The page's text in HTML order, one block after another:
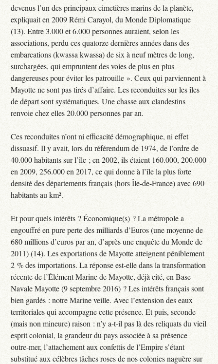
devenus l’un des principaux cimetières marins de la planète,
expliquait en 2009 Rémi Carayol, du Monde Diplomatique
(13). Entre 3.000 et 6.000 personnes auraient, selon les
associations, perdu ces quatorze dernières années dans des
embarcations (kwassa kwassa) de six à neuf mètres de long,
surchargées, qui empruntent des voies de plus en plus
dangereuses pour éviter les patrouille ». Ceux qui parviennent à
Mayotte ne sont pas tirés d’affaire. Les reconduites sur les îles
de départ sont systématiques. Une chasse aux clandestins
renvoie chez elles 20.000 personnes par an.
Ces reconduites n’ont ni efficacité démographique, ni effet
dissuasif. Il y avait, lors du référendum de 1974, de l’ordre de
40.000 habitants sur l’île ; en 2002, ils étaient 160.000, 200.000
en 2009, 256.000 en 2017, ce qui donne à l’île la plus forte
densité des départements français (hors Île-de-France) avec 690
habitants au km².
Et pour quels intérêts ? Économique(s) ? La métropole a
engouffré en pure perte des milliards d’Euros (une moyenne de
680 millions d’euros par an, d’après une enquête du Monde de
2011) (14). Les exportations de Mayotte atteignent péniblement
2 % des importations. La réponse est-elle dans la transformation
récente de l’Élément Marine de Mayotte, déjà cité, en Base
Navale Mayotte (9 septembre 2016) ? Les intérêts français sont
bien gardés : notre Marine veille. Avec l’extension des eaux
territoriales qui accompagne cette présence. Et puis, seconde
(mais non mineure) raison : n’y a-t-il pas là des reliquats du vieil
esprit colonial, la grandeur du pays associée à sa présence
outre-mer, l’attachement aux confettis de l’Empire s’étant
substitué aux célèbres tâches roses de nos colonies naguère sur